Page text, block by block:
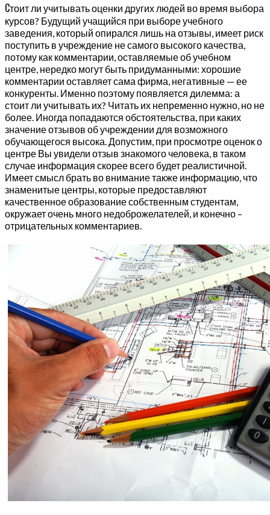
Стоит ли учитывать оценки других людей во время выбора
курсов? Будущий учащийся при выборе учебного
заведения, который опирался лишь на отзывы, имеет риск
поступить в учреждение не самого высокого качества,
потому как комментарии, оставляемые об учебном
центре, нередко могут быть придуманными: хорошие
комментарии оставляет сама фирма, негативные — ее
конкуренты. Именно поэтому появляется дилемма: а
стоит ли учитывать их? Читать их непременно нужно, но не
более. Иногда попадаются обстоятельства, при каких
значение отзывов об учреждении для возможного
обучающегося высока. Допустим, при просмотре оценок о
центре Вы увидели отзыв знакомого человека, в таком
случае информация скорее всего будет реалистичной.
Имеет смысл брать во внимание также информацию, что
знаменитые центры, которые предоставляют
качественное образование собственным студентам,
окружает очень много недоброжелателей, и конечно –
отрицательных комментариев.